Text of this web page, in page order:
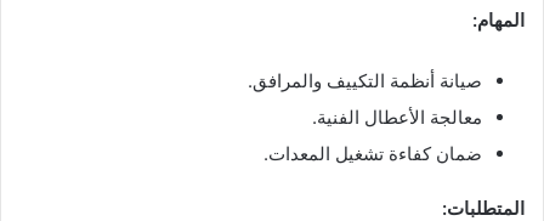
المهام:
صيانة أنظمة التكييف والمرافق.
معالجة الأعطال الفنية.
ضمان كفاءة تشغيل المعدات.
المتطلبات: